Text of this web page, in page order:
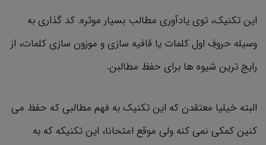
این تکنیک، توی یادآوری مطالب بسیار موثره. کد گذاری به
وسیله حروفِ اول کلمات یا قافیه سازی و موزون سازی کلمات، از
رایج ترین شیوه ها برای حفظ مطالبن.
البته خیلیا معتقدن که این تکنیک به فهم مطالبی که حفظ می
کنین کمکی نمی کنه ولی موقع امتحانا، این تکنیکه که به